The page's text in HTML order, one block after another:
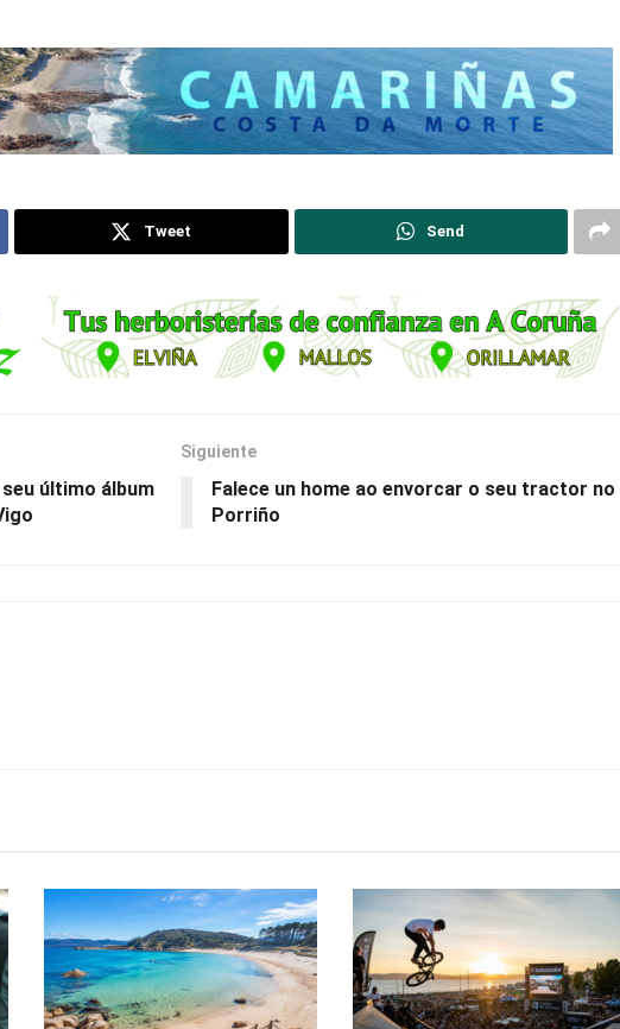
Tweet Send
último álbum
Siguiente
Falece un home ao envorcar o seu tractor no
Porriño